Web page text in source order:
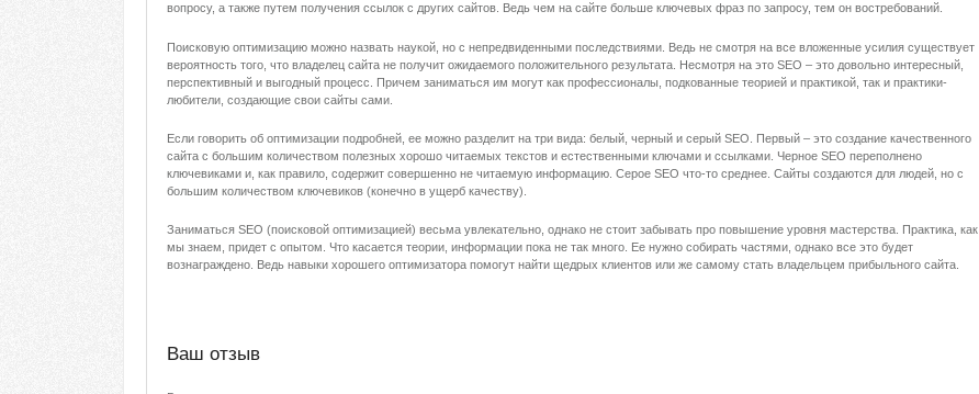
вопросу, а также путем получения ссылок с других сайтов. Ведь чем на сайте больше ключевых фраз по запросу, тем он востребований.
Поисковую оптимизацию можно назвать наукой, но с непредвиденными последствиями. Ведь не смотря на все вложенные усилия существует
вероятность того, что владелец сайта не получит ожидаемого положительного результата. Несмотря на это SEO – это довольно интересный,
перспективный и выгодный процесс. Причем заниматься им могут как профессионалы, подкованные теорией и практикой, так и практики-
любители, создающие свои сайты сами.
Если говорить об оптимизации подробней, ее можно разделит на три вида: белый, черный и серый SEO. Первый – это создание качественного
сайта с большим количеством полезных хорошо читаемых текстов и естественными ключами и ссылками. Черное SEO переполнено
ключевиками и, как правило, содержит совершенно не читаемую информацию. Серое SEO что-то среднее. Сайты создаются для людей, но с
большим количеством ключевиков (конечно в ущерб качеству).
Заниматься SEO (поисковой оптимизацией) весьма увлекательно, однако не стоит забывать про повышение уровня мастерства. Практика, как
мы знаем, придет с опытом. Что касается теории, информации пока не так много. Ее нужно собирать частями, однако все это будет
вознаграждено. Ведь навыки хорошего оптимизатора помогут найти щедрых клиентов или же самому стать владельцем прибыльного сайта.
Ваш отзыв